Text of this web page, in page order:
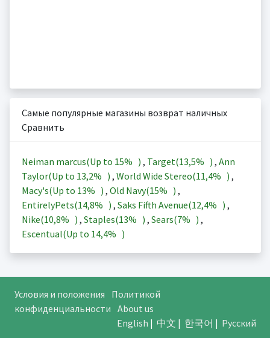
Самые популярные магазины возврат наличных
Сравнить
Neiman marcus(Up to 15% ) , Target(13,5% ) , Ann
Taylor(Up to 13,2% ) , World Wide Stereo(11,4% ) ,
Macy's(Up to 13% ) , Old Navy(15% ) ,
EntirelyPets(14,8% ) , Saks Fifth Avenue(12,4% ) ,
Nike(10,8% ) , Staples(13% ) , Sears(7% ) ,
Escentual(Up to 14,4% )
Условия и положения
Политикой
конфиденциальности About us
English | 中文 | 한국어 | Русский